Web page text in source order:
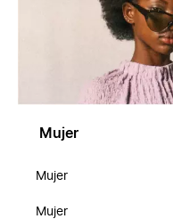
Mujer
Mujer
Mujer